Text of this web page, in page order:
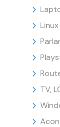
Linux
TV,